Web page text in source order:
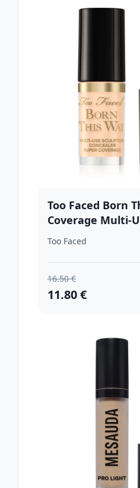
Too Faced Born
Coverage Multi-
Travel Size
Too Faced
16.50 €
11.80 €